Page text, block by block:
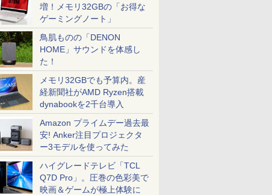
増！メモリ32GBの「お得な
ゲーミングノート」
鳥肌ものの「DENON
HOME」サウンドを体感し
た！
メモリ32GBでも予算内。産
経新聞社がAMD Ryzen搭載
dynabookを2千台導入
Amazon プライムデー過去最
安! Anker注目プロジェクタ
ー3モデルを使ってみた
ハイグレードテレビ「TCL
Q7D Pro」。圧巻の色彩美で
映画＆ゲームが極上体験に